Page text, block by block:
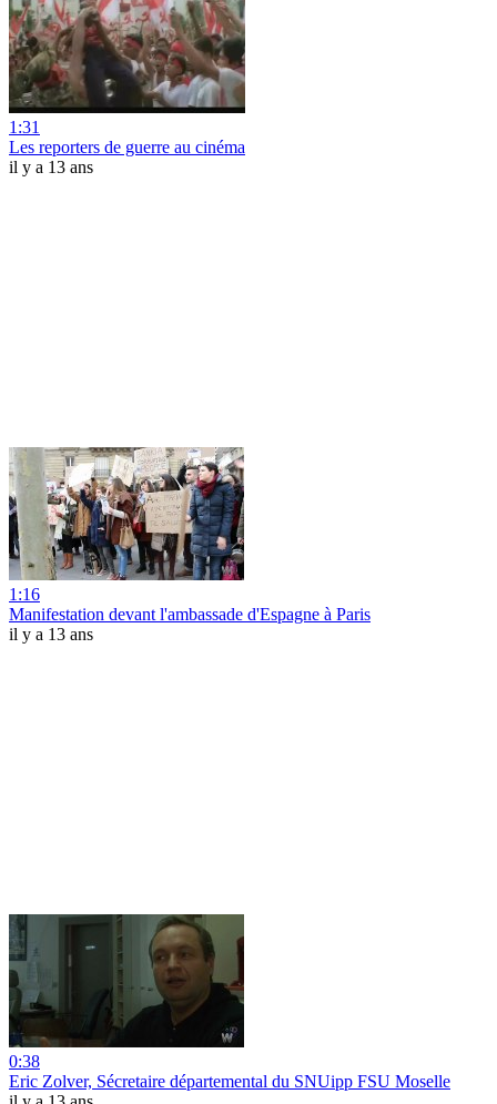
1:31
Les reporters de guerre au cinéma
il y a 13 ans
1:16
Manifestation devant l'ambassade d'Espagne à Paris
il y a 13 ans
0:38
Eric Zolver, Sécretaire départemental du SNUipp FSU Moselle